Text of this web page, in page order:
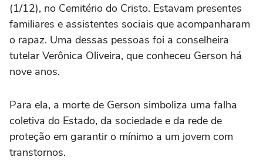
(1/12), no Cemitério do Cristo. Estavam presentes
familiares e assistentes sociais que acompanharam
o rapaz. Uma dessas pessoas foi a conselheira
tutelar Verônica Oliveira, que conheceu Gerson há
nove anos.
Para ela, a morte de Gerson simboliza uma falha
coletiva do Estado, da sociedade e da rede de
proteção em garantir o mínimo a um jovem com
transtornos.